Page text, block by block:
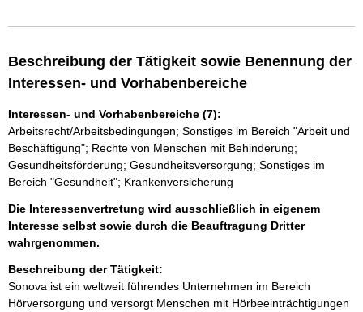
Beschreibung der Tätigkeit sowie Benennung der
Interessen- und Vorhabenbereiche
Interessen- und Vorhabenbereiche (7):
Arbeitsrecht/Arbeitsbedingungen; Sonstiges im Bereich "Arbeit und
Beschäftigung"; Rechte von Menschen mit Behinderung;
Gesundheitsförderung; Gesundheitsversorgung; Sonstiges im
Bereich "Gesundheit"; Krankenversicherung
Die Interessenvertretung wird ausschließlich in eigenem
Interesse selbst sowie durch die Beauftragung Dritter
wahrgenommen.
Beschreibung der Tätigkeit:
Sonova ist ein weltweit führendes Unternehmen im Bereich
Hörversorgung und versorgt Menschen mit Hörbeeinträchtigungen